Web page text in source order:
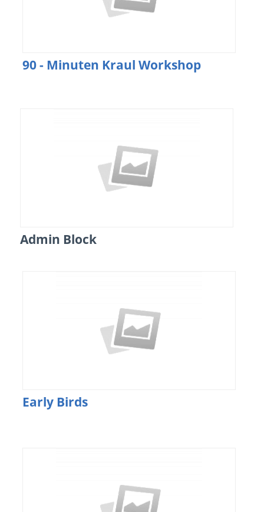
90 - Minuten Kraul Workshop
Admin Block
Early Birds